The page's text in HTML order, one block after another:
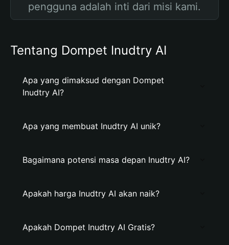
pengguna adalah inti dari misi kami.
Tentang Dompet Inudtry AI
Apa yang dimaksud dengan Dompet
Inudtry AI?
Apa yang membuat Inudtry AI unik?
Bagaimana potensi masa depan Inudtry AI?
Apakah harga Inudtry AI akan naik?
Apakah Dompet Inudtry AI Gratis?